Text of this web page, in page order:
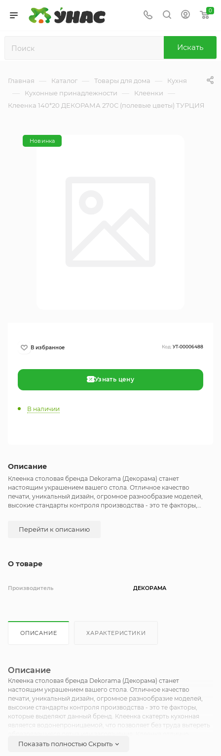
0
Искать
Главная — Каталог — Товары для дома — Кухня
— Кухонные принадлежности — Клеенки —
Клеенка 140*20 ДЕКОРАМА 270С (полевые цветы) ТУРЦИЯ
Новинка
Описание
Клеенка столовая бренда Dekorama (Декорама) станет
настоящим украшением вашего стола. Отличное качество
печати, уникальный дизайн, огромное разнообразие моделей,
высокие стандарты контроля производства - это те факторы,
образовавшиеся пятна или загрязнения. Клеенка отлично
Состоит скатерть клеенка из 100% ПВХ, имеет нетканую основу.
Перейти к описанию
О товаре
Производитель ДЕКОРАМА
Код:УТ-00006488
Узнать цену
В наличии
ОПИСАНИЕ ХАРАКТЕРИСТИКИ
Описание
Клеенка столовая бренда Dekorama (Декорама) станет
настоящим украшением вашего стола. Отличное качество
печати, уникальный дизайн, огромное разнообразие моделей,
высокие стандарты контроля производства - это те факторы,
которые выделяют данный бренд. Клеенка скатерть кухонная
является водонепроницаемой, что позволяет без труда вытереть
подходит для дома, для дачи и сада. Скатерть для стола очень
Показать полностьюСкрыть